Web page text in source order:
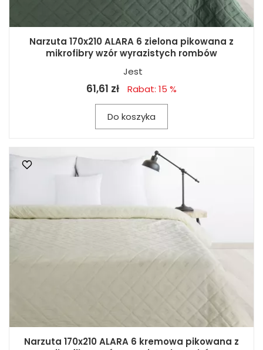
Narzuta 170x210 ALARA 6 zielona pikowana z
mikrofibry wzór wyrazistych rombów
Jest
61,61 zł Rabat: 15 %
Do koszyka
Narzuta 170x210 ALARA 6 kremowa pikowana z